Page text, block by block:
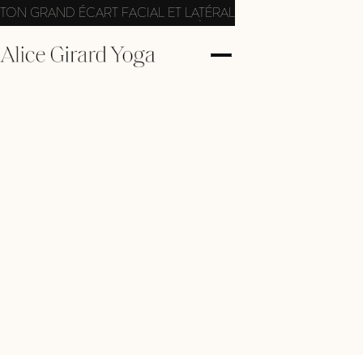
TON GRAND ÉCART FACIAL ET LATÉRAL
APPRENDS À FAIRE TON GRAND ÉCART
PACK GRAND ÉCARTS